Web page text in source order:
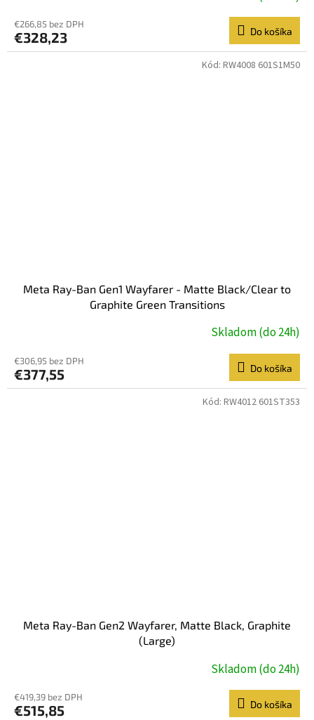
€266,85 bez DPH
€328,23 Do košíka
Meta Ray-Ban Gen1 Wayfarer - Matte Black/Clear to
Graphite Green Transitions
Skladom (do 24h)
€306,95 bez DPH
€377,55 Do košíka
Kód: RW4008 601S1M50
Meta Ray-Ban Gen2 Wayfarer, Matte Black, Graphite
(Large)
Skladom (do 24h)
€419,39 bez DPH
€515,85 Do košíka
Kód: RW4012 601ST353